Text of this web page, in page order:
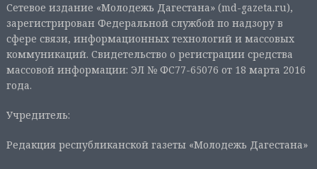
Сетевое издание «Молодежь Дагестана» (md-gazeta.ru),
зарегистрирован Федеральной службой по надзору в
сфере связи, информационных технологий и массовых
коммуникаций. Свидетельство о регистрации средства
массовой информации: ЭЛ № ФС77-65076 от 18 марта 2016
года.
Учредитель:
Редакция республиканской газеты «Молодежь Дагестана»